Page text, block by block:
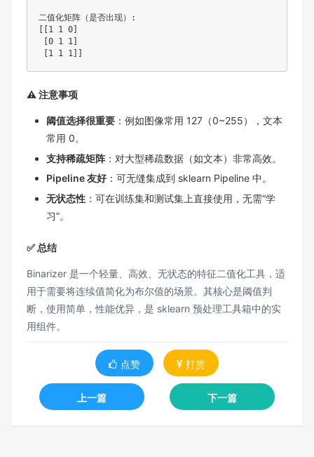
二值化矩阵（是否出现）
:
1 1 0
0 1 1
1 1 1
⚠️ 注意事项
阈值选择很重要 ：例如图像常用 127（0~255），文本
常用 0。
支持稀疏矩阵 ：对大型稀疏数据（如文本）非常高效。
Pipeline 友好 ：可无缝集成到 sklearn Pipeline 中。
无状态性 ：可在训练集和测试集上直接使用，无需“学
习”。
✅ 总结
Binarizer 是一个轻量、高效、无状态的特征二值化工具，适
用于需要将连续值简化为布尔值的场景。其核心是阈值判
断，使用简单，性能优异，是 sklearn 预处理工具箱中的实
用组件。
点赞 打赏
上一篇 下一篇